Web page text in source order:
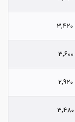
3,420
3,600
2,920
3,480